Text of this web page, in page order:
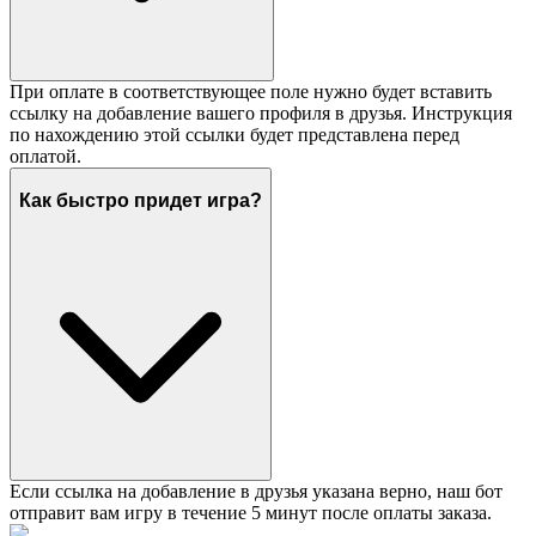
При оплате в соответствующее поле нужно будет вставить
ссылку на добавление вашего профиля в друзья. Инструкция
по нахождению этой ссылки будет представлена перед
оплатой.
Как быстро придет игра?
Если ссылка на добавление в друзья указана верно, наш бот
отправит вам игру в течение 5 минут после оплаты заказа.